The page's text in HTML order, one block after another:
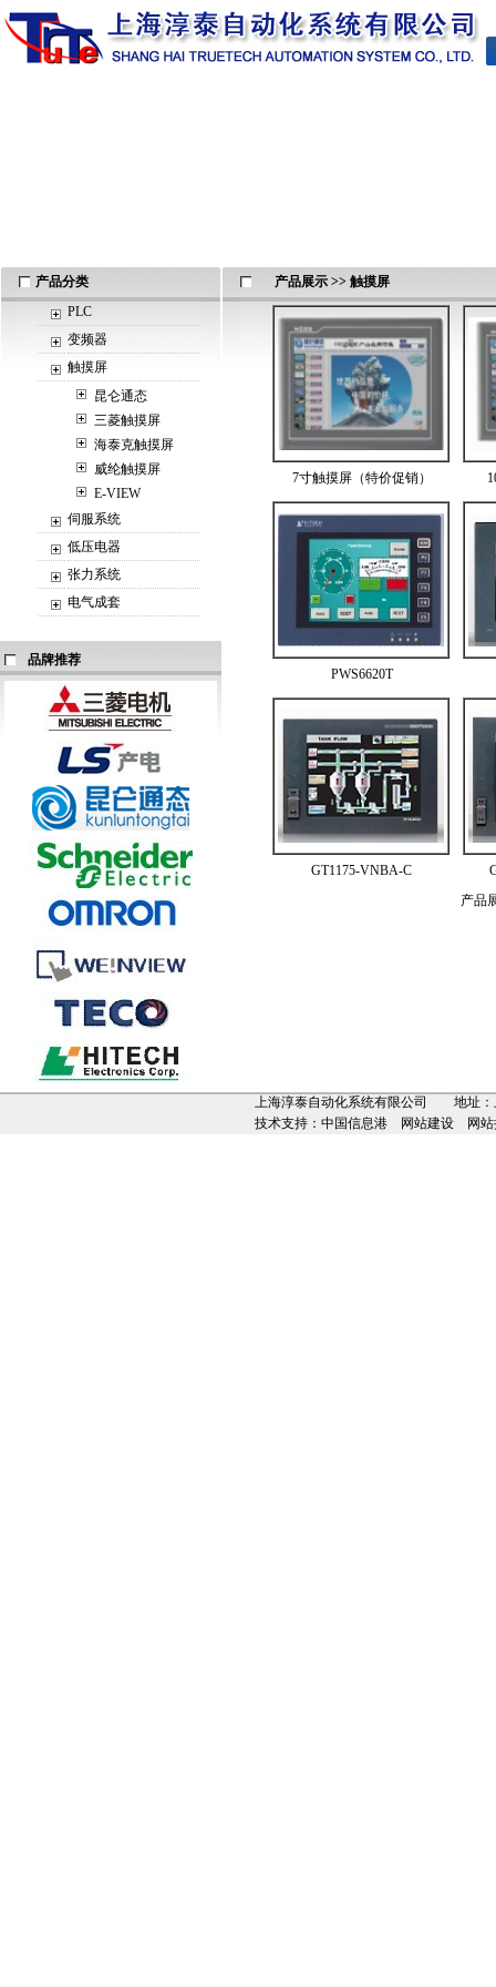
产品分类
PLC
变频器
触摸屏
昆仑通态
三菱触摸屏
海泰克触摸屏
威纶触摸屏
E-VIEW
伺服系统
低压电器
张力系统
电气成套
品牌推荐
产品展示 >> 触摸屏
7寸触摸屏（特价促销）
PWS6620T
GT1175-VNBA-C
产品
上海淳泰自动化系统有限公司 地址：
技术支持： 中国信息港 网站建设 网站